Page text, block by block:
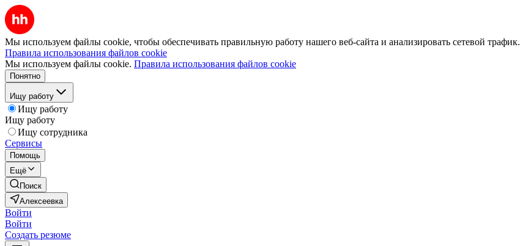
Мы используем файлы cookie, чтобы обеспечивать правильную работу нашего веб-сайта и анализировать сетевой трафик.
Правила использования файлов cookie
Мы используем файлы cookie. Правила использования файлов cookie
Понятно
Ищу работу
Ищу работу
Ищу работу
Ищу сотрудника
Сервисы
Помощь
Ещё
Поиск
Алексеевка
Войти
Войти
Создать резюме